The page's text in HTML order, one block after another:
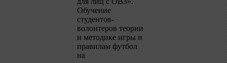
Обучение
студентов-
волонтеров теории
и методике игры и
правилам футбол
на